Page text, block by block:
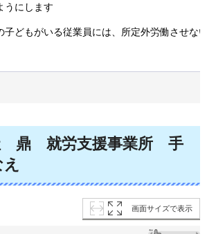
うにします
子どもがいる従業員には、所定外労働させな
鼎 就労支援事業所
手
画面サイズで表示